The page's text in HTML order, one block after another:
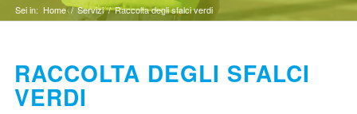
Sei in: Home / Servizi / Raccolta degli sfalci verdi
RACCOLTA DEGLI SFALCI
VERDI